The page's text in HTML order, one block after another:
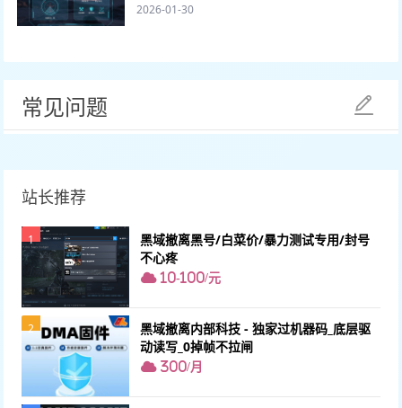
2026-01-30
常见问题
站长推荐
1
黑域撤离黑号/白菜价/暴力测试专用/封号
不心疼
10-100/元
2
黑域撤离内部科技 - 独家过机器码_底层驱
动读写_0掉帧不拉闸
300/月